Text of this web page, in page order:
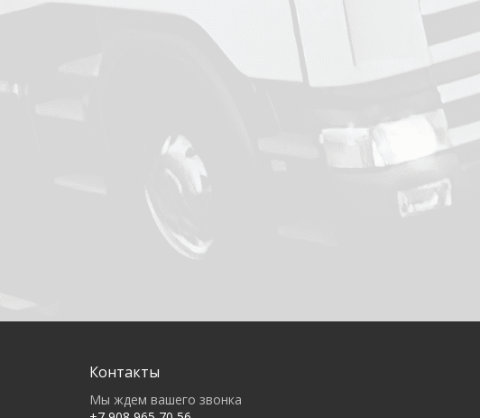
Контакты
Мы ждем вашего звонка